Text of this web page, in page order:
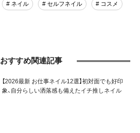
# ネイル # セルフネイル # コスメ
おすすめ関連記事
【2026最新 お仕事ネイル12選】初対面でも好印
象、自分らしい洒落感も備えたイチ推しネイル